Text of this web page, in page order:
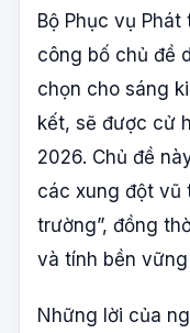
Bộ Phục vụ
công bố chủ đề
chọn cho sáng
kết, sẽ được cử
2026. Chủ đề
các xung đột vũ
trường”, đồng
và tính bền
Những lời của